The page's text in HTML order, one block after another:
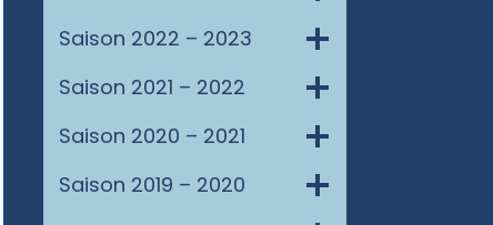
Saison 2022 – 2023
Saison 2021 – 2022
Saison 2020 – 2021
Saison 2019 – 2020